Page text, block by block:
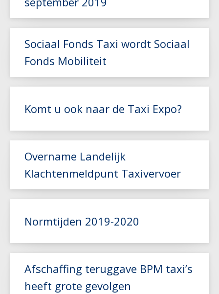
Lees meer
Sociaal Fonds Taxi wordt Sociaal
Fonds Mobiliteit
Lees meer
Komt u ook naar de Taxi Expo?
Overname Landelijk
Klachtenmeldpunt Taxivervoer
Normtijden 2019-2020
Lees meer
Afschaffing teruggave BPM taxi’s
heeft grote gevolgen